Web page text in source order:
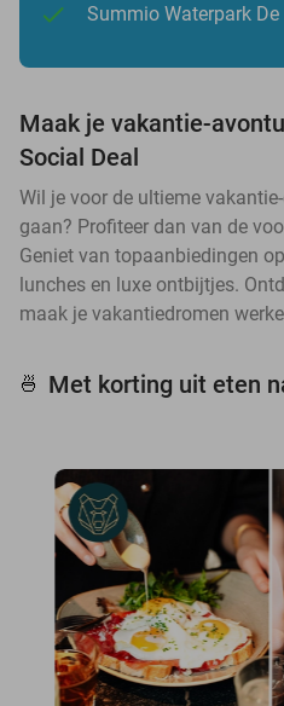
Summio Waterpark
Maak je vakantie-
Social Deal
Wil je voor de ultieme
gaan? Profiteer dan van de
Geniet van topaanbiedingen
lunches en luxe ontbijtjes.
maak je vakantiedromen
🍜 Met korting uit eten